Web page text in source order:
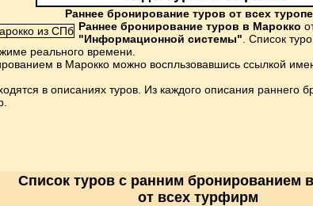
Раннее бронирование туров от всех
Раннее бронирование туров в Марокко
"Информационной системы" . Список
реального времени.
в Марокко можно воспльзовавшись ссылкой
в описаниях туров. Из каждого описания раннего
Список туров с ранним бронированием
от всех турфирм